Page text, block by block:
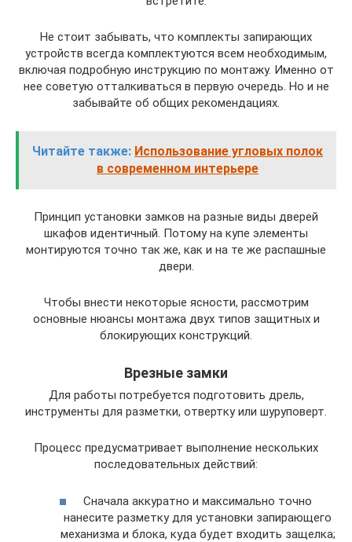
Не стоит забывать, что комплекты запирающих
устройств всегда комплектуются всем необходимым,
включая подробную инструкцию по монтажу. Именно от
нее советую отталкиваться в первую очередь. Но и не
забывайте об общих рекомендациях.
Читайте также: Использование угловых полок
в современном интерьере
Принцип установки замков на разные виды дверей
шкафов идентичный. Потому на купе элементы
монтируются точно так же, как и на те же распашные
двери.
Чтобы внести некоторые ясности, рассмотрим
основные нюансы монтажа двух типов защитных и
блокирующих конструкций.
Врезные замки
Для работы потребуется подготовить дрель,
инструменты для разметки, отвертку или шуруповерт.
Процесс предусматривает выполнение нескольких
последовательных действий:
Сначала аккуратно и максимально точно
нанесите разметку для установки запирающего
механизма и блока, куда будет входить защелка;